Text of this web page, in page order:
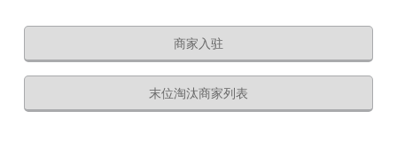
商家入驻
末位淘汰商家列表